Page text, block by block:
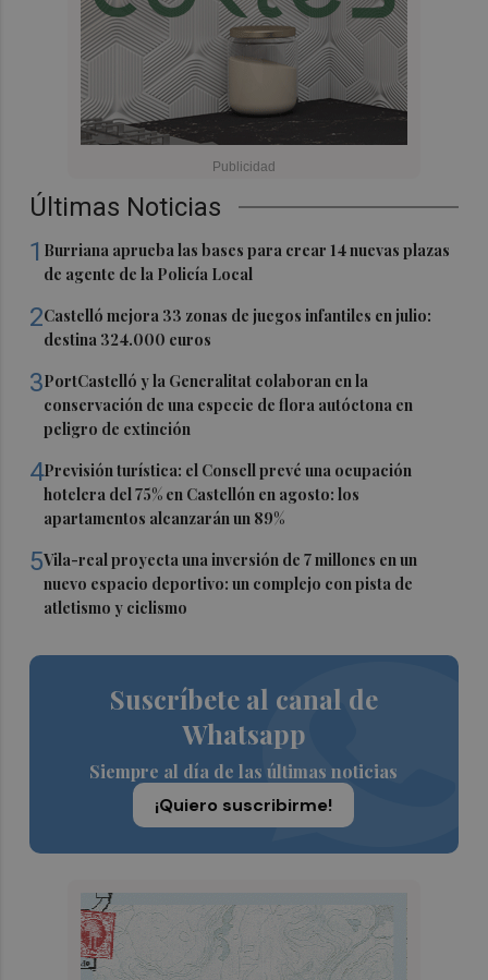
Últimas Noticias
1 Burriana aprueba las bases para crear 14 nuevas plazas
de agente de la Policía Local
2Castelló mejora 33 zonas de juegos infantiles en julio:
destina 324.000 euros
3PortCastelló y la Generalitat colaboran en la
conservación de una especie de flora autóctona en
peligro de extinción
4Previsión turística: el Consell prevé una ocupación
hotelera del 75% en Castellón en agosto: los
apartamentos alcanzarán un 89%
5Vila-real proyecta una inversión de 7 millones en un
nuevo espacio deportivo: un complejo con pista de
atletismo y ciclismo
Suscríbete al canal de
Whatsapp
Siempre al día de las últimas noticias
¡Quiero suscribirme!